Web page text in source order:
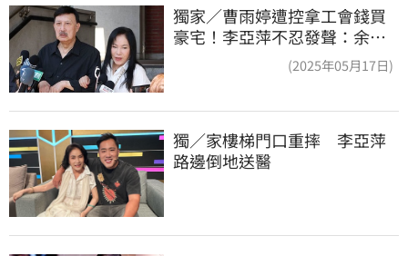
獨家／曹雨婷遭控拿工會錢買
豪宅！李亞萍不忍發聲：余天
(2025年05月17日)
獨／家樓梯門口重摔　李亞萍
路邊倒地送醫